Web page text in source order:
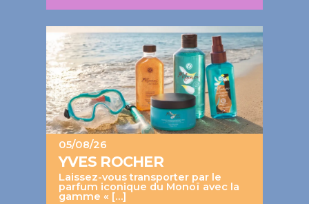
05/08/26
YVES ROCHER
Laissez-vous transporter par le
parfum iconique du Monoï avec la
gamme « […]